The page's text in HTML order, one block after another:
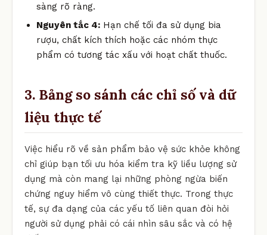
sàng rõ ràng.
Nguyên tắc 4: Hạn chế tối đa sử dụng bia
rượu, chất kích thích hoặc các nhóm thực
phẩm có tương tác xấu với hoạt chất thuốc.
3. Bảng so sánh các chỉ số và dữ
liệu thực tế
Việc hiểu rõ về sản phẩm bảo vệ sức khỏe không
chỉ giúp bạn tối ưu hóa kiểm tra kỹ liều lượng sử
dụng mà còn mang lại những phòng ngừa biến
chứng nguy hiểm vô cùng thiết thực. Trong thực
tế, sự đa dạng của các yếu tố liên quan đòi hỏi
người sử dụng phải có cái nhìn sâu sắc và có hệ